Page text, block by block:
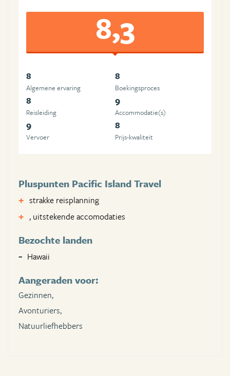
8,3
8
Algemene ervaring
8
Boekingsproces
8
Reisleiding
9
Accommodatie(s)
9
Vervoer
8
Prijs-kwaliteit
Pluspunten Pacific Island Travel
strakke reisplanning
, uitstekende accomodaties
Bezochte landen
Hawaii
Aangeraden voor:
Gezinnen,
Avonturiers,
Natuurliefhebbers